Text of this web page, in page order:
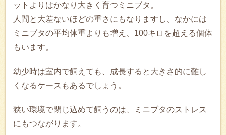
ットよりはかなり大きく育つミニブタ。
人間と大差ないほどの重さにもなりますし、なかには
ミニブタの平均体重よりも増え、100キロを超える個体
もいます。
幼少時は室内で飼えても、成長すると大きさ的に難し
くなるケースもあるでしょう。
狭い環境で閉じ込めて飼うのは、ミニブタのストレス
にもつながります。